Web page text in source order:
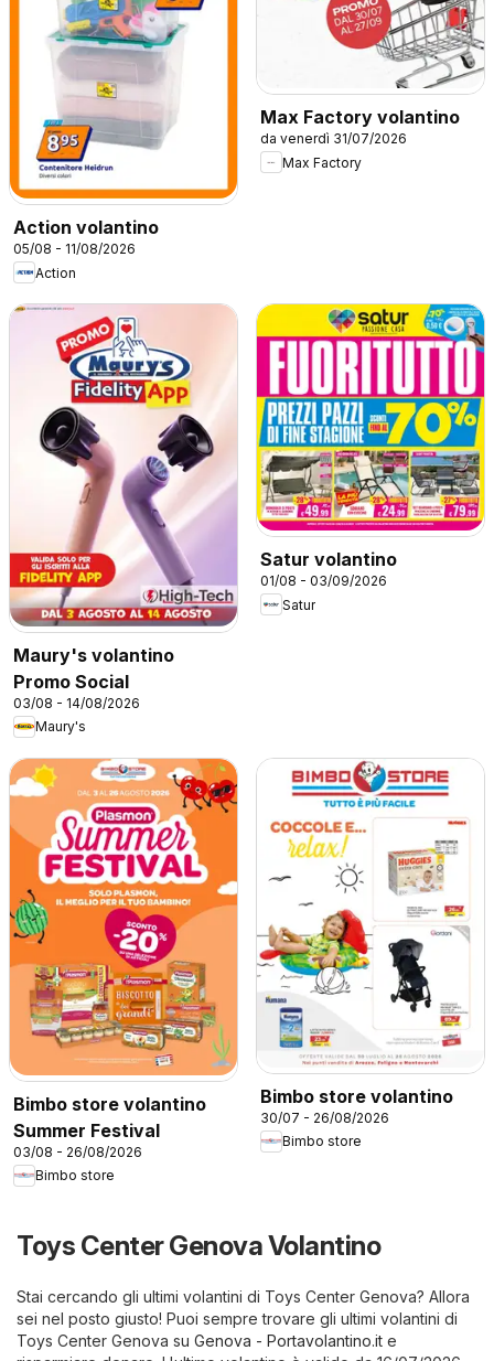
Action volantino
05/08 - 11/08/2026
Action
Max Factory volantino
da venerdì 31/07/2026
Max Factory
Maury's volantino
Promo Social
03/08 - 14/08/2026
Maury's
Satur volantino
01/08 - 03/09/2026
Satur
Bimbo store volantino
Summer Festival
03/08 - 26/08/2026
Bimbo store
Bimbo store volantino
30/07 - 26/08/2026
Bimbo store
Toys Center Genova Volantino
Stai cercando gli ultimi volantini di Toys Center Genova? Allora
sei nel posto giusto! Puoi sempre trovare gli ultimi volantini di
Toys Center Genova su Genova - Portavolantino.it e